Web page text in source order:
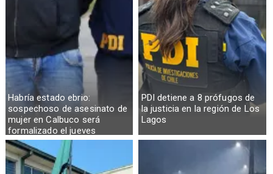
Habría estado ebrio:
sospechoso de asesinato de
mujer en Calbuco será
formalizado el jueves
PDI detiene a 8 prófugos de
la justicia en la región de Los
Lagos